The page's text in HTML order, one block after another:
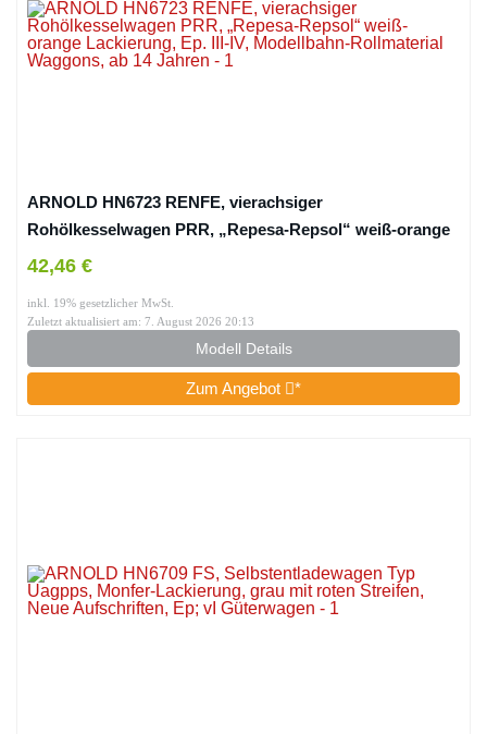
ARNOLD HN6723 RENFE, vierachsiger
Rohölkesselwagen PRR, „Repesa-Repsol“ weiß-orange
Lackierung, Ep. III-IV, Modellbahn-Rollmaterial Waggons,
42,46 €
inkl. 19% gesetzlicher MwSt.
Zuletzt aktualisiert am: 7. August 2026 20:13
Modell Details
Zum Angebot *